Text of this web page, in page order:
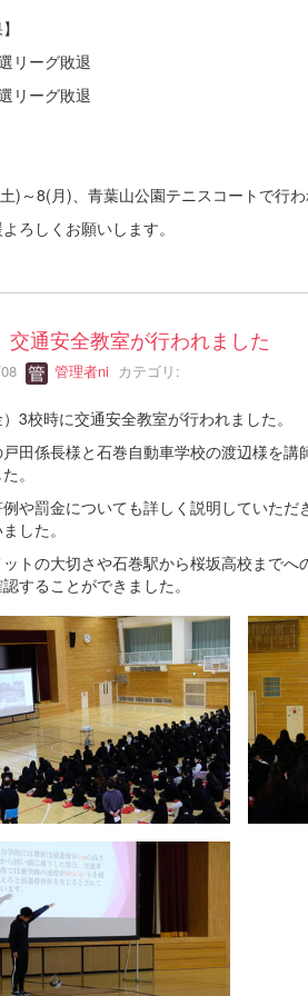
リーグ敗退
リーグ敗退
)～8(月)、青葉山公園テニスコートで行
ろしくお願いします。
通安全教室が行われました
管理者ni カテゴリ:
3校時に交通安全教室が行われました。
田係長様と石巻自動車学校の渡辺様を
。
や罰金についても詳しく説明していた
した。
ットの大切さや石巻駅から桜坂高校まで
することができました。